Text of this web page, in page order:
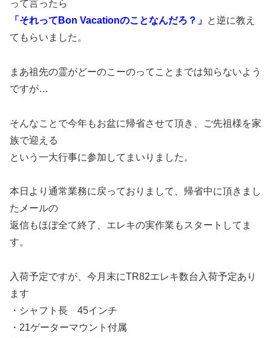
って言ったら
「それってBon Vacationのことなんだろ？」 と逆に教え
てもらいました。
まあ祖先の霊がどーのこーのってことまでは知らないよう
ですが…
そんなことで今年もお盆に帰省させて頂き、ご先祖様を家
族で迎える
という一大行事に参加してまいりました。
本日より通常業務に戻っておりまして、帰省中に頂きまし
たメールの
返信もほぼ全て終了、エレキの実作業もスタートしてま
す。
入荷予定ですが、今月末にTR82エレキ数台入荷予定あり
ます
・シャフト長 45インチ
・21ゲーターマウント付属